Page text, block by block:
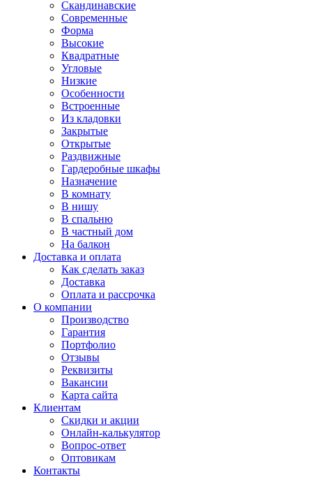
Скандинавские
Современные
Форма
Высокие
Квадратные
Угловые
Низкие
Особенности
Встроенные
Из кладовки
Закрытые
Открытые
Раздвижные
Гардеробные шкафы
Назначение
В комнату
В нишу
В спальню
В частный дом
На балкон
Доставка и оплата
Как сделать заказ
Доставка
Оплата и рассрочка
О компании
Производство
Гарантия
Портфолио
Отзывы
Реквизиты
Вакансии
Карта сайта
Клиентам
Скидки и акции
Онлайн-калькулятор
Вопрос-ответ
Оптовикам
Контакты